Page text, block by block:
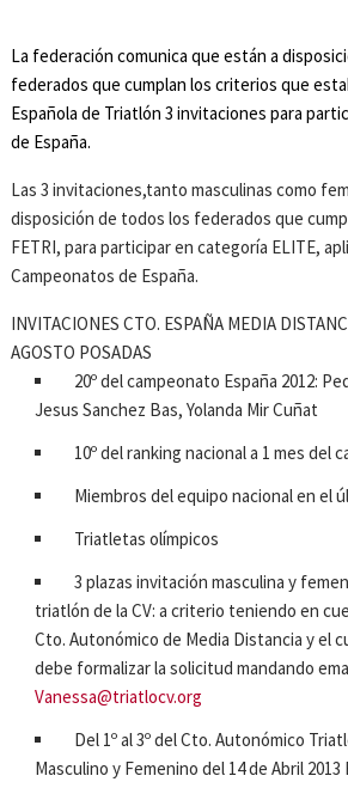
La federación comunica que están a
federados que cumplan los criterios que
Española de Triatlón 3 invitaciones para
de España.
Las 3 invitaciones,tanto masculinas como
disposición de todos los federados que
FETRI, para participar en categoría ELITE,
Campeonatos de España.
INVITACIONES CTO. ESPAÑA MEDIA
AGOSTO POSADAS
20º del campeonato España 2012:
Jesus Sanchez Bas, Yolanda Mir Cuñat
10º del ranking nacional a 1 mes del
Miembros del equipo nacional en el
Triatletas olímpicos
3 plazas invitación masculina y
triatlón de la CV: a criterio teniendo en
Cto. Autonómico de Media Distancia y el
debe formalizar la solicitud mandando
Vanessa@triatlocv.org
Del 1º al 3º del Cto. Autonómico
Masculino y Femenino del 14 de Abril 2013